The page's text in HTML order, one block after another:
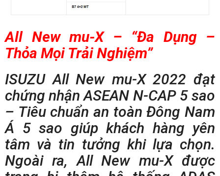
All New mu-X – “Đa Dụng –
Thỏa Mọi Trải Nghiệm”
ISUZU All New mu-X 2022 đạt
chứng nhận ASEAN N-CAP 5 sao
– Tiêu chuẩn an toàn Đông Nam
Á 5 sao giúp khách hàng yên
tâm và tin tưởng khi lựa chọn.
Ngoài ra, All New mu-X được